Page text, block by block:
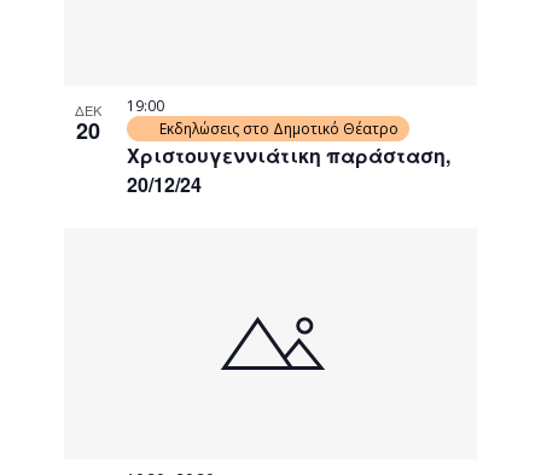
ΔΕΚ
20
Χριστουγεννιάτικη παράσταση,
20/12/24
19:00
Εκδηλώσεις στο Δημοτικό Θέατρο